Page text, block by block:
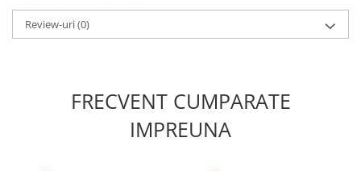
Lancia
Land Rover
Review-uri(0)
FRECVENT CUMPARATE
IMPREUNA